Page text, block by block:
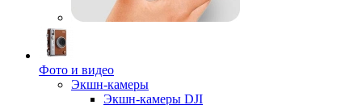
Фото и видео
Экшн-камеры
Экшн-камеры DJI